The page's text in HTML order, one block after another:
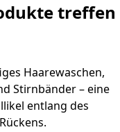
treffen
Haarewaschen,
Stirnbänder – eine
entlang des